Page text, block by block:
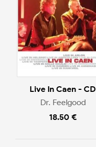
Live In Caen - CD
Dr. Feelgood
18.50 €